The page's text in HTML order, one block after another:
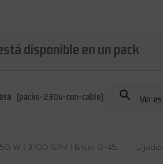
disponible en un pack
(packs-230v-con-cable)  Ver